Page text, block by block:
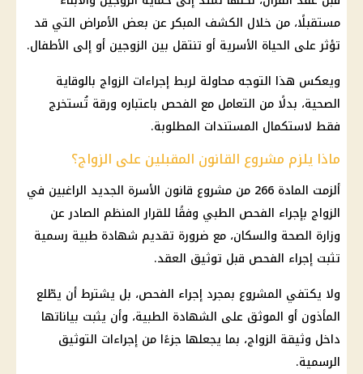
مستقبلًا، من خلال الكشف المبكر عن بعض الأمراض التي قد
تؤثر على الحياة الأسرية أو تنتقل بين الزوجين أو إلى الأطفال.
ويعكس هذا التوجه محاولة لربط إجراءات الزواج بالوقاية
الصحية، بدلًا من التعامل مع الفحص باعتباره ورقة تُستخرج
فقط لاستكمال المستندات المطلوبة.
ماذا يلزم مشروع القانون المقبلين على الزواج؟
ألزمت المادة 266 من مشروع قانون الأسرة الجديد الراغبين في
الزواج بإجراء الفحص الطبي وفقًا للقرار المنظم الصادر عن
وزارة الصحة والسكان، مع ضرورة تقديم شهادة طبية رسمية
تثبت إجراء الفحص قبل توثيق العقد.
ولا يكتفي المشروع بمجرد إجراء الفحص، بل يشترط أن يطّلع
المأذون أو الموثق على الشهادة الطبية، وأن يثبت بياناتها
داخل وثيقة الزواج، بما يجعلها جزءًا من إجراءات التوثيق
الرسمية.